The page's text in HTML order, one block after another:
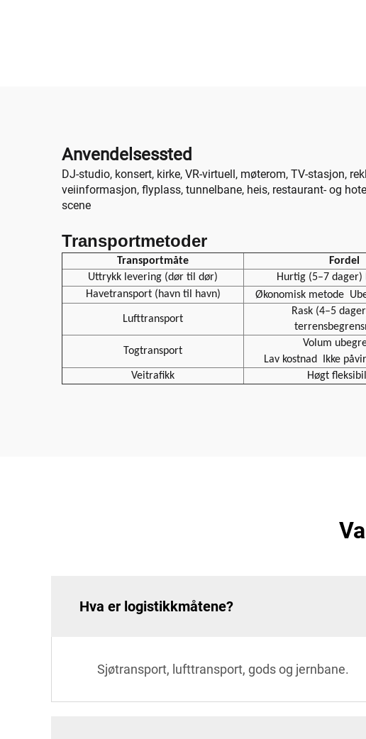
Anvendelsessted
DJ-studio, konsert, kirke, VR-virtuell, møterom, TV-stasjon,
veiinformasjon, flyplass, tunnelbane, heis, restaurant- og
scene
Transportmetoder
Transportmåte Fordel
Uttrykk levering (dør til dør)
Hurtig (5–7
Havetransport (havn til havn)
Økonomisk metode
Lufttransport
Rask (4–5
Togtransport
Volum
Lav kostnad
Ikke
Veitrafikk Høgt
Hva er logistikkmåtene?
Sjøtransport, lufttransport, gods og jernbane.